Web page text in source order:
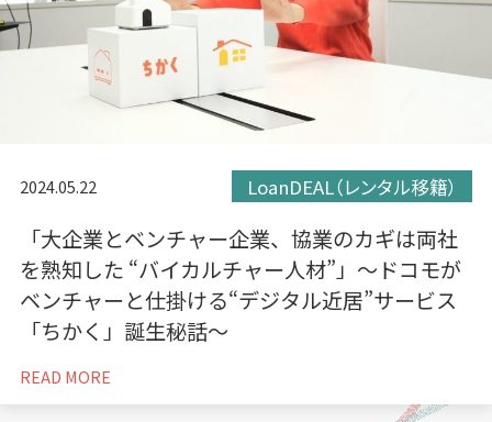
2024.05.22 LoanDEAL（レンタル移籍）
「大企業とベンチャー企業、協業のカギは両社
を熟知した “バイカルチャー人材”」〜ドコモが
ベンチャーと仕掛ける“デジタル近居”サービス
「ちかく」誕生秘話〜
READ MORE